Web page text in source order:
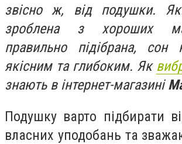
звісно ж, від подушки.
зроблена з хороших
правильно підібрана, сон
якісним та глибоким. Як
знають в інтернет-магазині
Подушку варто підбирати
власних уподобань та